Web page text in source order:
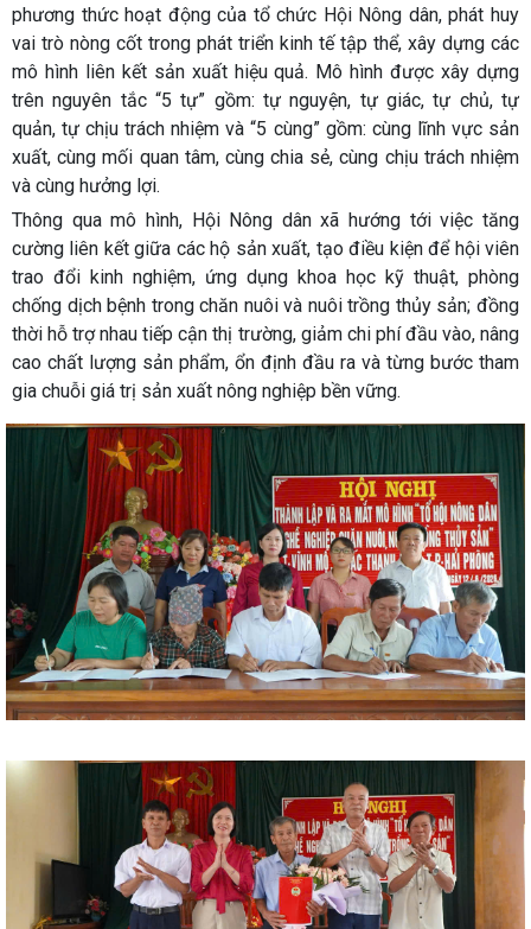
phương thức hoạt động của tổ chức Hội Nông dân, phát huy
vai trò nòng cốt trong phát triển kinh tế tập thể, xây dựng các
mô hình liên kết sản xuất hiệu quả. Mô hình được xây dựng
trên nguyên tắc “5 tự” gồm: tự nguyện, tự giác, tự chủ, tự
quản, tự chịu trách nhiệm và “5 cùng” gồm: cùng lĩnh vực sản
xuất, cùng mối quan tâm, cùng chia sẻ, cùng chịu trách nhiệm
và cùng hưởng lợi.
Thông qua mô hình, Hội Nông dân xã hướng tới việc tăng
cường liên kết giữa các hộ sản xuất, tạo điều kiện để hội viên
trao đổi kinh nghiệm, ứng dụng khoa học kỹ thuật, phòng
chống dịch bệnh trong chăn nuôi và nuôi trồng thủy sản; đồng
thời hỗ trợ nhau tiếp cận thị trường, giảm chi phí đầu vào, nâng
cao chất lượng sản phẩm, ổn định đầu ra và từng bước tham
gia chuỗi giá trị sản xuất nông nghiệp bền vững.